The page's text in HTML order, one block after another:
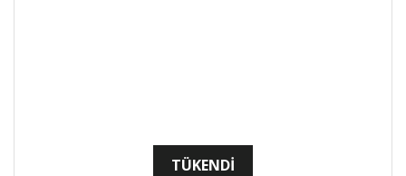
TÜKENDİ